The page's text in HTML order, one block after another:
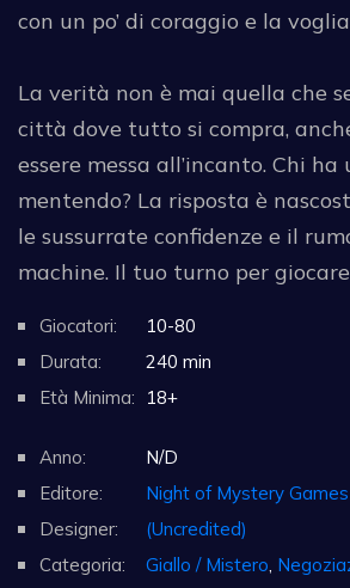
con un po’ di coraggio e la
La verità non è mai quella che
città dove tutto si compra,
essere messa all’incanto. Chi ha
mentendo? La risposta è
le sussurrate confidenze e il
machine. Il tuo turno per
Giocatori:
10-80
Durata:
240 min
Età Minima:
18+
Anno:
N/D
Editore:
Night of Mystery Games
Designer:
(Uncredited)
Categoria:
Giallo / Mistero